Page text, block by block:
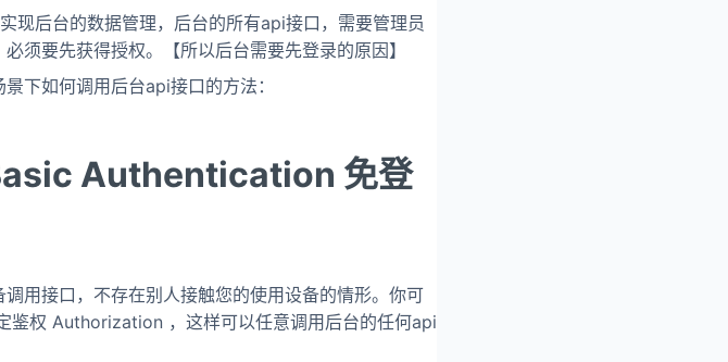
现后台的数据管理，后台的所有api接口，需要管理员
须要先获得授权。【所以后台需要先登录的原因】
下如何调用后台api接口的方法：
Authentication 免登
用接口，不存在别人接触您的使用设备的情形。你可
权 Authorization ，这样可以任意调用后台的任何api